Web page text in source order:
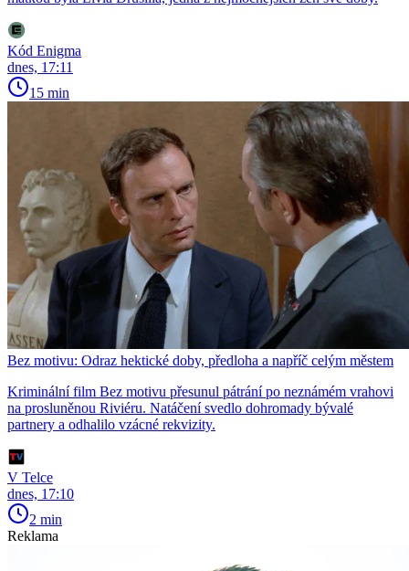
Kód Enigma
dnes, 17:11
15 min
Bez motivu: Odraz hektické doby, předloha a napříč celým městem
Kriminální film Bez motivu přesunul pátrání po neznámém vrahovi
na prosluněnou Riviéru. Natáčení svedlo dohromady bývalé
partnery a odhalilo vzácné rekvizity.
V Telce
dnes, 17:10
2 min
Reklama